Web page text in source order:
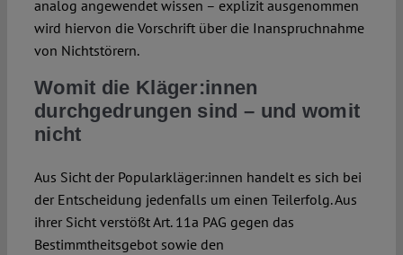
analog angewendet wissen – explizit ausgenommen
wird hiervon die Vorschrift über die Inanspruchnahme
von Nichtstörern.
Womit die Kläger:innen
durchgedrungen sind – und womit
nicht
Aus Sicht der Popularkläger:innen handelt es sich bei
der Entscheidung jedenfalls um einen Teilerfolg. Aus
ihrer Sicht verstößt Art. 11a PAG gegen das
Bestimmtheitsgebot sowie den